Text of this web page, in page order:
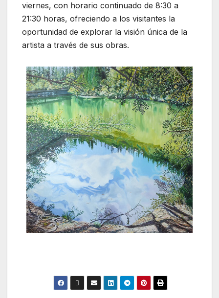
viernes, con horario continuado de 8:30 a
21:30 horas, ofreciendo a los visitantes la
oportunidad de explorar la visión única de la
artista a través de sus obras.